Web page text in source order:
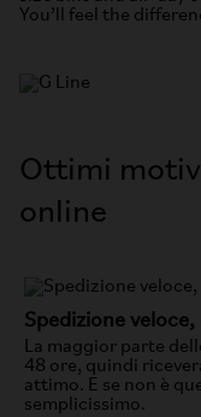
You’ll feel the
Ottimi
online
Spedizione
La maggior parte
48 ore, quindi
attimo. E se non è
semplicissimo.